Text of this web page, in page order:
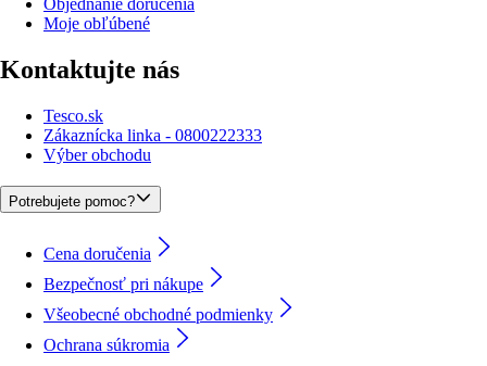
Objednanie doručenia
Moje obľúbené
Kontaktujte nás
Tesco.sk
Zákaznícka linka - 0800222333
Výber obchodu
Potrebujete pomoc?
Cena doručenia
Bezpečnosť pri nákupe
Všeobecné obchodné podmienky
Ochrana súkromia